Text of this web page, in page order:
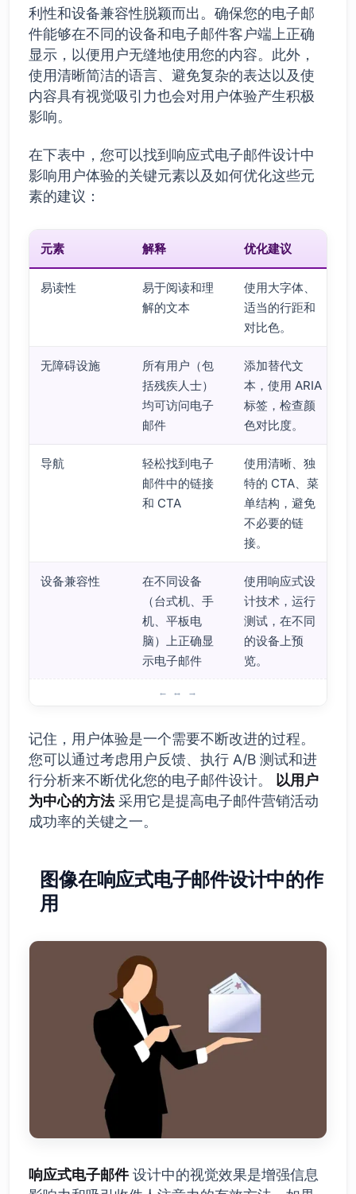
利性和设备兼容性脱颖而出。确保您的电子邮
件能够在不同的设备和电子邮件客户端上正确
显示，以便用户无缝地使用您的内容。此外，
使用清晰简洁的语言、避免复杂的表达以及使
内容具有视觉吸引力也会对用户体验产生积极
影响。
在下表中，您可以找到响应式电子邮件设计中
影响用户体验的关键元素以及如何优化这些元
素的建议：
元素 解释 优化建议
易读性
易于阅读和理
解的文本
使用大字体、
适当的行距和
对比色。
无障碍设施
所有用户（包
括残疾人士）
均可访问电子
邮件
添加替代文
本，使用 ARIA
标签，检查颜
色对比度。
导航
轻松找到电子
邮件中的链接
和 CTA
使用清晰、独
特的 CTA、菜
单结构，避免
不必要的链
接。
设备兼容性
在不同设备
（台式机、手
机、平板电
脑）上正确显
示电子邮件
使用响应式设
计技术，运行
测试，在不同
的设备上预
览。
记住，用户体验是一个需要不断改进的过程。
您可以通过考虑用户反馈、执行 A/B 测试和进
行分析来不断优化您的电子邮件设计。
以用户
为中心的方法采用它是提高电子邮件营销活动
成功率的关键之一。
图像在响应式电子邮件设计中的作
用
响应式电子邮件设计中的视觉效果是增强信息